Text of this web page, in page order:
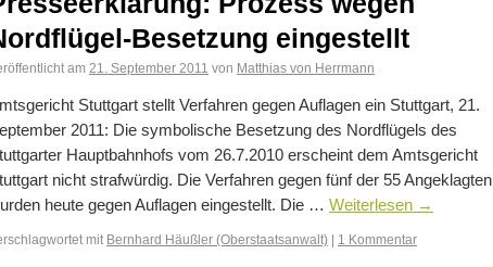
Besetzung eingestellt
am 21. September 2011 von Matthias von Herrmann
Stuttgart stellt Verfahren gegen Auflagen ein Stuttgart, 21.
2011: Die symbolische Besetzung des Nordflügels des
Hauptbahnhofs vom 26.7.2010 erscheint dem Amtsgericht
nicht strafwürdig. Die Verfahren gegen fünf der 55 Angeklagten
heute gegen Auflagen eingestellt. Die … Weiterlesen →
mit Bernhard Häußler (Oberstaatsanwalt) | 1 Kommentar